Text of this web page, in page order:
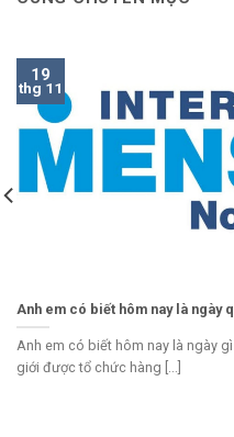
Anh em có biết hôm nay là ngày
Anh em có biết hôm nay là ngày
giới được tổ chức hàng [...]
19
thg 11